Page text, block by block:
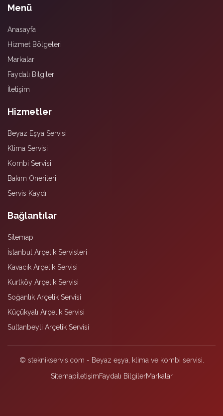
Menü
Anasayfa
Hizmet Bölgeleri
Markalar
Faydalı Bilgiler
İletişim
Hizmetler
Beyaz Eşya Servisi
Klima Servisi
Kombi Servisi
Bakım Önerileri
Servis Kaydı
Bağlantılar
Sitemap
İstanbul Arçelik Servisleri
Kavacık Arçelik Servisi
Kurtköy Arçelik Servisi
Soğanlık Arçelik Servisi
Küçükyalı Arçelik Servisi
Sultanbeyli Arçelik Servisi
© steknikservis.com - Beyaz eşya, klima ve kombi servisi.
SitemapİletişimFaydalı BilgilerMarkalar